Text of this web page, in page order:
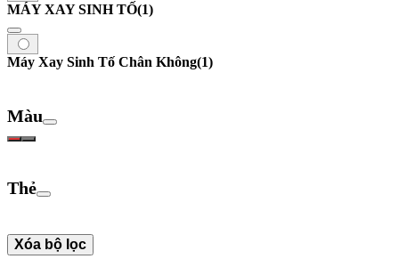
MÁY XAY SINH TỐ(1)
Máy Xay Sinh Tố Chân Không(1)
Màu
Thẻ
Xóa bộ lọc